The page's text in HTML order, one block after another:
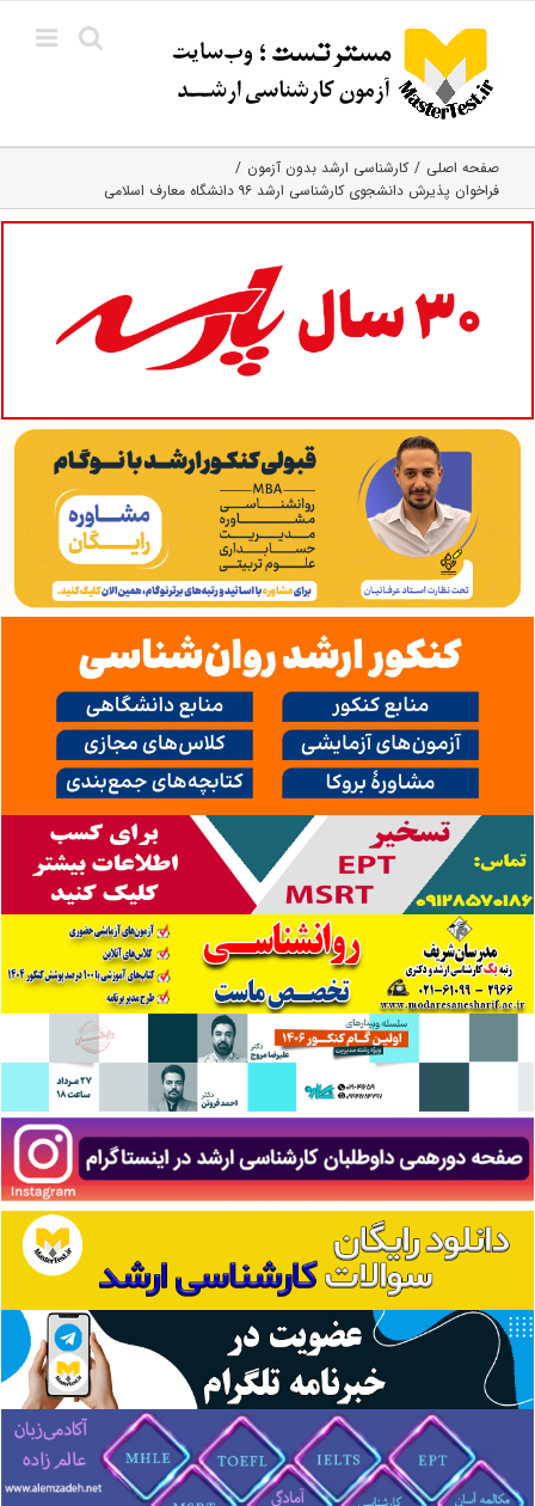
content
صفحه اصلی
کارشناسی ارشد بدون آزمون
فراخوان پذیرش دانشجوی کارشناسی ارشد ۹۶ دانشگاه معارف اسلامی